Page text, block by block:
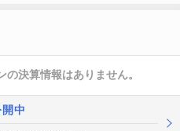
決算情報はありません。
中